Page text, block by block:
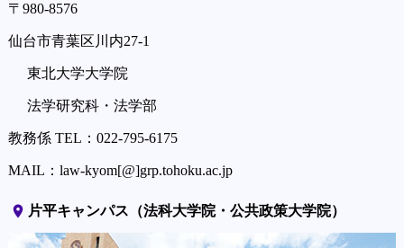
〒980-8576
仙台市青葉区川内27-1
東北大学大学院
法学研究科・法学部
教務係 TEL：022-795-6175
MAIL：law-kyom[@]grp.tohoku.ac.jp
place 片平キャンパス（法科大学院・公共政策大学院）